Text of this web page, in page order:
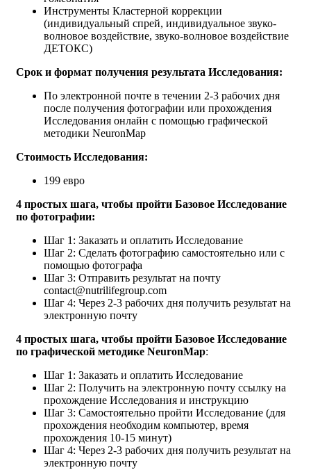
Инструменты Кластерной коррекции
(индивидуальный спрей, индивидуальное звуко-
волновое воздействие, звуко-волновое воздействие
ДЕТОКС)
Срок и формат получения результата Исследования:
По электронной почте в течении 2-3 рабочих дня
после получения фотографии или прохождения
Исследования онлайн с помощью графической
методики NeuronMap
Стоимость Исследования:
199 евро
4 простых шага, чтобы пройти Базовое Исследование
по фотографии:
Шаг 1: Заказать и оплатить Исследование
Шаг 2: Сделать фотографию самостоятельно или с
помощью фотографа
Шаг 3: Отправить результат на почту
contact@nutrilifegroup.com
Шаг 4: Через 2-3 рабочих дня получить результат на
электронную почту
4 простых шага, чтобы пройти Базовое Исследование
по графической методике NeuronMap:
Шаг 1: Заказать и оплатить Исследование
Шаг 2: Получить на электронную почту ссылку на
прохождение Исследования и инструкцию
Шаг 3: Самостоятельно пройти Исследование (для
прохождения необходим компьютер, время
прохождения 10-15 минут)
Шаг 4: Через 2-3 рабочих дня получить результат на
электронную почту